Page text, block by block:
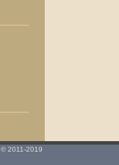
© 2011-2019